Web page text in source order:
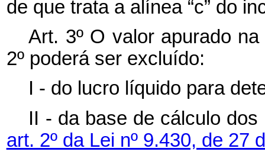
de que trata a alínea “c” do
Art. 3º O valor apurado
2º poderá ser excluído:
I - do lucro líquido para
II - da base de cálculo
art. 2º da Lei nº 9.430, de 27